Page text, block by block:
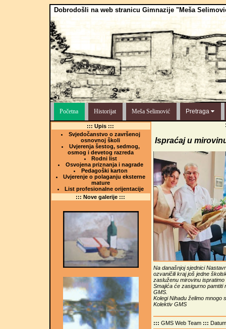
Dobrodošli na web stranicu Gimnazije "Meša
Početna Historijat Meša Selimović Pretraga
::: Upis :::
Svjedočanstvo o završenoj
osnovnoj školi
Uvjerenja šestog, sedmog,
osmog i devetog razreda
Rodni list
Osvojena priznanja i nagrade
Pedagoški karton
Uvjerenje o polaganju eksterne
mature
List profesionalne orijentacije
::: Nove galerije :::
Ispraćaj u
Na današnjoj sjednici
ozvaničili kraj još jedne
zasluženu mirovinu
Smajića će zasigurno
GMS.
Kolegi Nihadu želimo mnogo
Kolektiv GMS
::: GMS Web Team :::